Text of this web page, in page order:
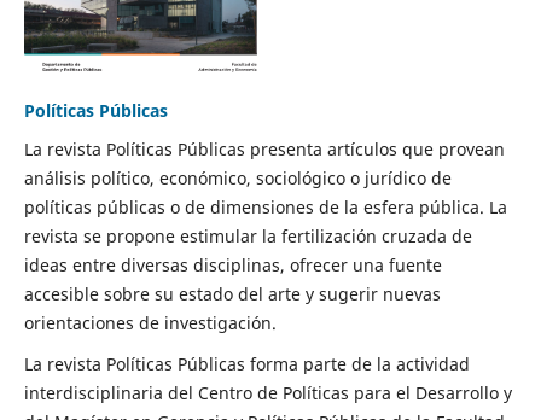
Políticas Públicas
La revista Políticas Públicas presenta artículos que provean
análisis político, económico, sociológico o jurídico de
políticas públicas o de dimensiones de la esfera pública. La
revista se propone estimular la fertilización cruzada de
ideas entre diversas disciplinas, ofrecer una fuente
accesible sobre su estado del arte y sugerir nuevas
orientaciones de investigación.
La revista Políticas Públicas forma parte de la actividad
interdisciplinaria del Centro de Políticas para el Desarrollo y